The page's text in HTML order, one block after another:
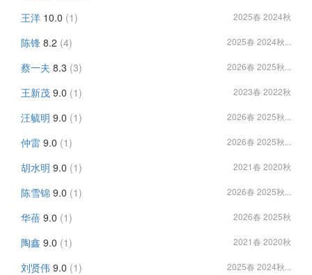
王洋 10.0 (1) 2025春 2024秋
陈锋 8.2 (4) 2025春 2024秋...
蔡一夫 8.3 (3) 2026春 2025秋...
王新茂 9.0 (1) 2023春 2022秋
汪毓明 9.0 (1) 2026春 2025秋...
仲雷 9.0 (1) 2026春 2025秋...
胡水明 9.0 (1) 2021春 2020秋
陈雪锦 9.0 (1) 2026春 2025秋...
华蓓 9.0 (1) 2026春 2025秋
陶鑫 9.0 (1) 2021春 2020秋
刘贤伟 9.0 (1) 2025春 2024秋...